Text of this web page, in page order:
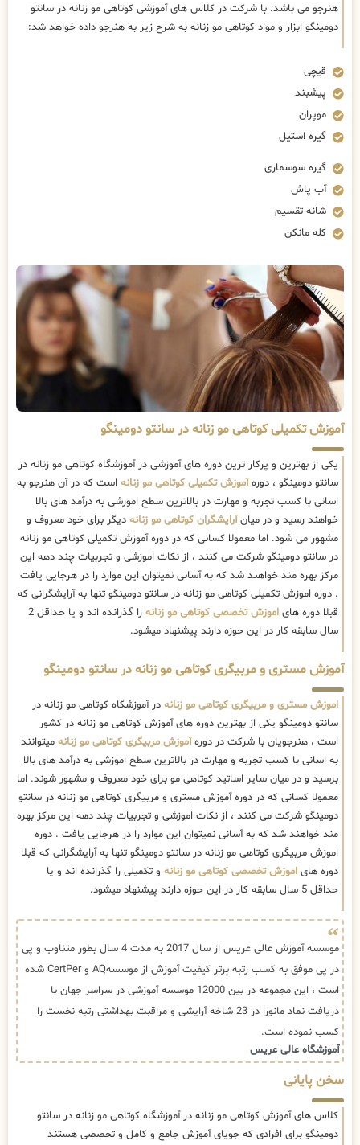
هنرجو می باشد. با شرکت در کلاس های آموزشی کوتاهی مو زنانه در سانتو
دومینگو ابزار و مواد کوتاهی مو زنانه به شرح زیر به هنرجو داده خواهد شد:
قیچی
پیشبند
موپران
گیره استیل
گیره سوسماری
آب پاش
شانه تقسیم
کله مانکن
آموزش تکمیلی کوتاهی مو زنانه در سانتو دومینگو
یکی از بهترین و پرکار ترین دوره های آموزشی در آموزشگاه کوتاهی مو زنانه در
سانتو دومینگو ، دورهآموزش تکمیلی کوتاهی مو زنانه است که در آن هنرجو به
اسانی با کسب تجربه و مهارت در بالاترین سطح اموزشی به درآمد های بالا
خواهند رسید و در میانآرایشگران کوتاهی مو زنانه دیگر برای خود معروف و
مشهور می شود. اما معمولا کسانی که در دوره آموزش تکمیلی کوتاهی مو زنانه
در سانتو دومینگو شرکت می کنند ، از نکات اموزشی و تجربیات چند دهه این
مرکز بهره مند خواهند شد که به آسانی نمیتوان این موارد را در هرجایی یافت
. دوره اموزش تکمیلی کوتاهی مو زنانه در سانتو دومینگو تنها به آرایشگرانی که
قبلا دوره های اموزش تخصصی کوتاهی مو زنانه
را گذرانده اند و یا حداقل 2
سال سابقه کار در این حوزه دارند پیشنهاد میشود.
آموزش مستری و مربیگری کوتاهی مو زنانه در سانتو دومینگو
اموزش مستری و مربیگری کوتاهی مو زنانه در آموزشگاه کوتاهی مو زنانه در
سانتو دومینگو یکی از بهترین دوره های آموزش کوتاهی مو زنانه در کشور
است ، هنرجویان با شرکت در دورهآموزش مربیگری کوتاهی مو زنانه میتوانند
به اسانی با کسب تجربه و مهارت در بالاترین سطح اموزشی به درآمد های بالا
برسید و در میان سایر اساتید کوتاهی مو برای خود معروف و مشهور شوند. اما
معمولا کسانی که در دوره آموزش مستری و مربیگری کوتاهی مو زنانه در سانتو
دومینگو شرکت می کنند ، از نکات اموزشی و تجربیات چند دهه این مرکز بهره
مند خواهند شد که به آسانی نمیتوان این موارد را در هرجایی یافت . دوره
اموزش مربیگری کوتاهی مو زنانه در سانتو دومینگو تنها به آرایشگرانی که قبلا
دوره های اموزش تخصصی کوتاهی مو زنانه و تکمیلی را گذرانده اند و یا
حداقل 5 سال سابقه کار در این حوزه دارند پیشنهاد میشود.
موسسه آموزش عالی عریس از سال 2017 به مدت 4 سال بطور متناوب و پی
در پی موفق به کسب رتبه برتر کیفیت آموزش از موسسهAQ و CertPer شده
است ، این مجموعه در بین 12000 موسسه آموزشی در سراسر جهان با
دریافت نماد مانورا در 23 شاخه آرایشی و مراقبت بهداشتی رتبه نخست را
کسب نموده است.
آموزشگاه عالی عریس
سخن پایانی
کلاس های آموزش کوتاهی مو زنانه در آموزشگاه کوتاهی مو زنانه در سانتو
دومینگو برای افرادی که جویای آموزش جامع و کامل و تخصصی هستند